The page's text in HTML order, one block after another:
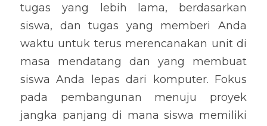
tugas yang lebih lama, berdasarkan
siswa, dan tugas yang memberi Anda
waktu untuk terus merencanakan unit di
masa mendatang dan yang membuat
siswa Anda lepas dari komputer. Fokus
pada pembangunan menuju proyek
jangka panjang di mana siswa memiliki